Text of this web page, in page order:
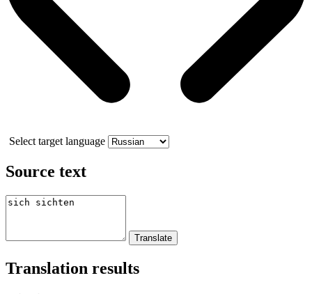
Select target language
Source text
Translation results